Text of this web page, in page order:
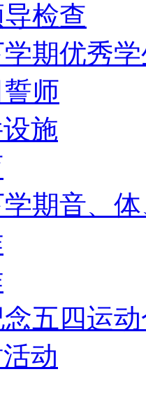
检查
学期优秀
师
施
学期音、
念五四运
动